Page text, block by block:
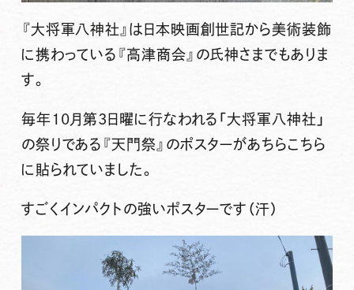
『大将軍八神社』は日本映画創世記から美術装飾
に携わっている『高津商会』の氏神さまでもありま
す。
毎年10月第3日曜に行なわれる「大将軍八神社」
の祭りである『天門祭』のポスターがあちらこちら
に貼られていました。
すごくインパクトの強いポスターです（汗）